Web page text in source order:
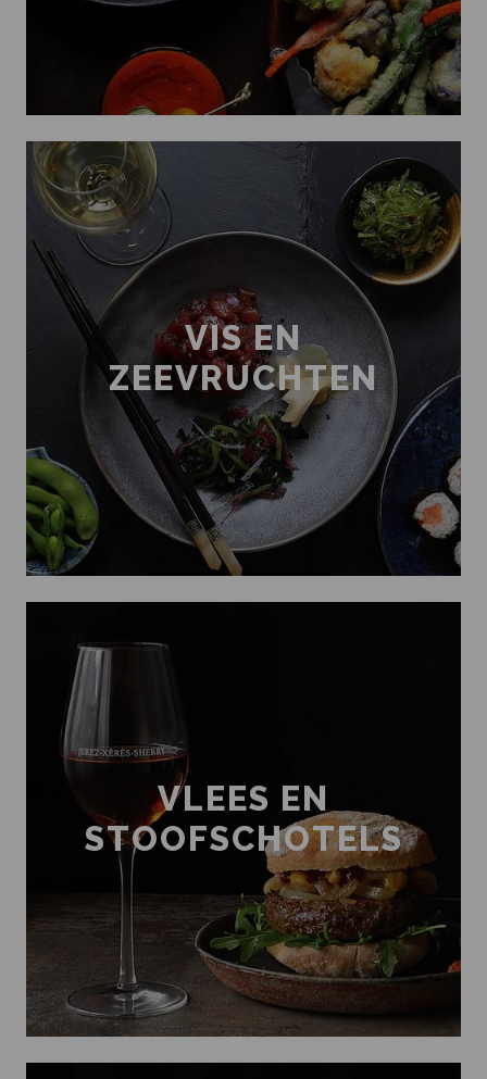
VIS EN
ZEEVRUCHTEN
VLEES EN
STOOFSCHOTELS